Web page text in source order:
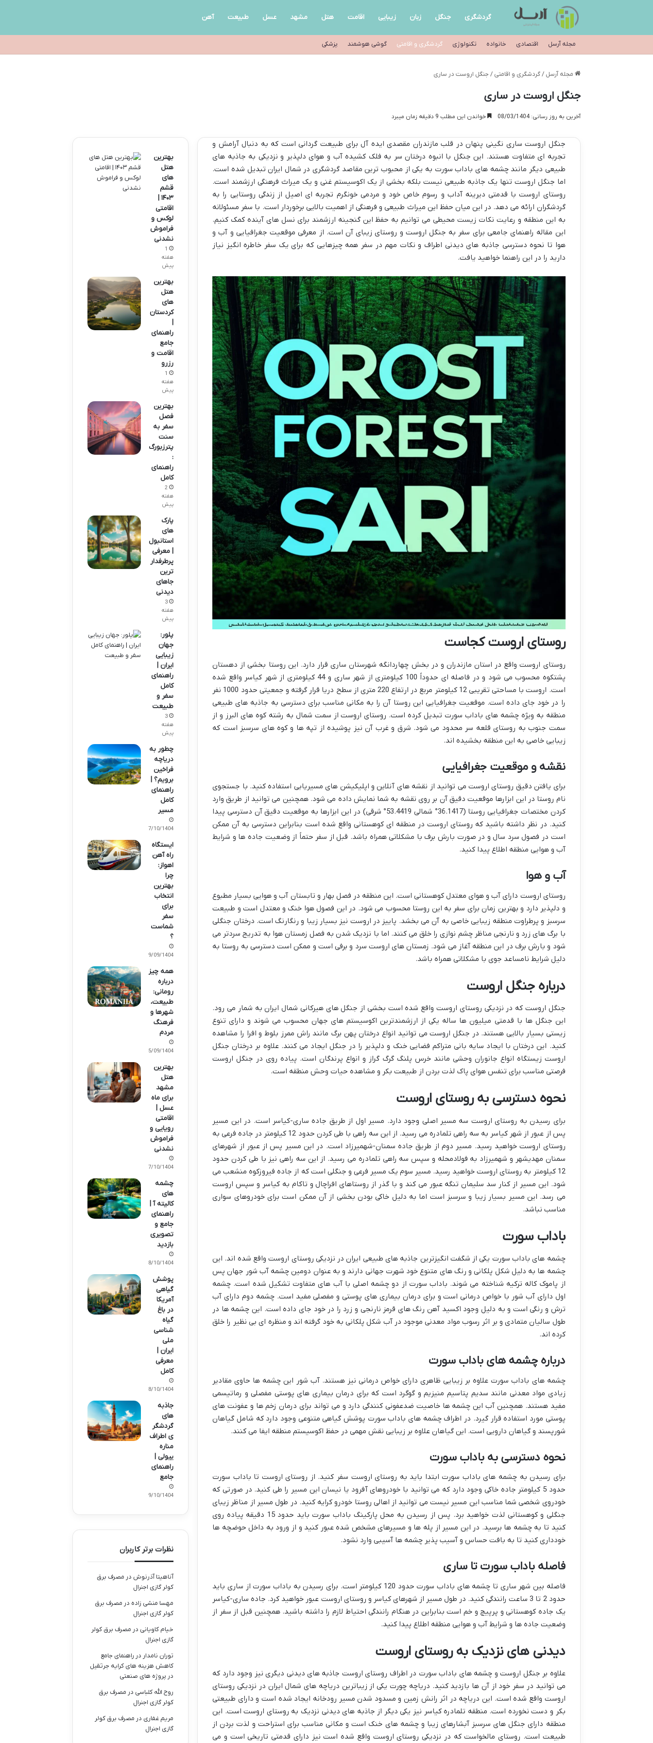
گردشگری جنگل زبان زیبایی اقامت هتل مشهد عسل طبیعت آهن
مجله آرسل اقتصادی خانواده تکنولوژی گردشگری و اقامتی گوشی هوشمند پزشکی
مجله آرسل / گردشگری و اقامتی / جنگل اروست در ساری
جنگل اروست در ساری
آخرین به روز رسانی: 08/03/1404 خواندن این مطلب 9 دقیقه زمان میبرد
جنگل اروست ساری نگینی پنهان در قلب مازندران مقصدی ایده آل برای طبیعت گردانی است که به دنبال آرامش و
تجربه ای متفاوت هستند. این جنگل با انبوه درختان سر به فلک کشیده آب و هوای دلپذیر و نزدیکی به جاذبه های
طبیعی دیگر مانند چشمه های باداب سورت به یکی از محبوب ترین مقاصد گردشگری در شمال ایران تبدیل شده است.
اما جنگل اروست تنها یک جاذبه طبیعی نیست بلکه بخشی از یک اکوسیستم غنی و یک میراث فرهنگی ارزشمند است.
روستای اروست با قدمتی دیرینه آداب و رسوم خاص خود و مردمی خونگرم تجربه ای اصیل از زندگی روستایی را به
گردشگران ارائه می دهد. در این میان حفظ این میراث طبیعی و فرهنگی از اهمیت بالایی برخوردار است. با سفر مسئولانه
به این منطقه و رعایت نکات زیست محیطی می توانیم به حفظ این گنجینه ارزشمند برای نسل های آینده کمک کنیم.
این مقاله راهنمای جامعی برای سفر به جنگل اروست و روستای زیبای آن است. از معرفی موقعیت جغرافیایی و آب و
هوا تا نحوه دسترسی جاذبه های دیدنی اطراف و نکات مهم در سفر همه چیزهایی که برای یک سفر خاطره انگیز نیاز
دارید را در این راهنما خواهید یافت.
روستای اروست کجاست
روستای اروست واقع در استان مازندران و در بخش چهاردانگه شهرستان ساری قرار دارد. این روستا بخشی از دهستان
پشتکوه محسوب می شود و در فاصله ای حدوداً 100 کیلومتری از شهر ساری و 44 کیلومتری از شهر کیاسر واقع شده
است. اروست با مساحتی تقریبی 12 کیلومتر مربع در ارتفاع 220 متری از سطح دریا قرار گرفته و جمعیتی حدود 1000 نفر
را در خود جای داده است. موقعیت جغرافیایی این روستا آن را به مکانی مناسب برای دسترسی به جاذبه های طبیعی
منطقه به ویژه چشمه های باداب سورت تبدیل کرده است. روستای اروست از سمت شمال به رشته کوه های البرز و از
سمت جنوب به روستای قلعه سر محدود می شود. شرق و غرب آن نیز پوشیده از تپه ها و کوه های سرسبز است که
زیبایی خاصی به این منطقه بخشیده اند.
نقشه و موقعیت جغرافیایی
برای یافتن دقیق روستای اروست می توانید از نقشه های آنلاین و اپلیکیشن های مسیریابی استفاده کنید. با جستجوی
نام روستا در این ابزارها موقعیت دقیق آن بر روی نقشه به شما نمایش داده می شود. همچنین می توانید از طریق وارد
کردن مختصات جغرافیایی روستا (36.1417° شمالی 53.4419° شرقی) در این ابزارها به موقعیت دقیق آن دسترسی پیدا
کنید. در نظر داشته باشید که روستای اروست در منطقه ای کوهستانی واقع شده است بنابراین دسترسی به آن ممکن
است در فصول سرد سال و در صورت بارش برف با مشکلاتی همراه باشد. قبل از سفر حتماً از وضعیت جاده ها و شرایط
آب و هوایی منطقه اطلاع پیدا کنید.
آب و هوا
روستای اروست دارای آب و هوای معتدل کوهستانی است. این منطقه در فصل بهار و تابستان آب و هوایی بسیار مطبوع
و دلپذیر دارد و بهترین زمان برای سفر به این روستا محسوب می شود. در این فصول هوا خنک و معتدل است و طبیعت
سرسبز و پرطراوت منطقه زیبایی خاصی به آن می بخشد. پاییز در اروست نیز بسیار زیبا و رنگارنگ است. درختان جنگلی
با برگ های زرد و نارنجی مناظر چشم نوازی را خلق می کنند. اما با نزدیک شدن به فصل زمستان هوا به تدریج سردتر می
شود و بارش برف در این منطقه آغاز می شود. زمستان های اروست سرد و برفی است و ممکن است دسترسی به روستا به
دلیل شرایط نامساعد جوی با مشکلاتی همراه باشد.
درباره جنگل اروست
جنگل اروست که در نزدیکی روستای اروست واقع شده است بخشی از جنگل های هیرکانی شمال ایران به شمار می رود.
این جنگل ها با قدمتی میلیون ها ساله یکی از ارزشمندترین اکوسیستم های جهان محسوب می شوند و دارای تنوع
زیستی بسیار بالایی هستند. در جنگل اروست می توانید انواع درختان پهن برگ مانند راش ممرز بلوط و افرا را مشاهده
کنید. این درختان با ایجاد سایه بانی متراکم فضایی خنک و دلپذیر را در جنگل ایجاد می کنند. علاوه بر درختان جنگل
اروست زیستگاه انواع جانوران وحشی مانند خرس پلنگ گرگ گراز و انواع پرندگان است. پیاده روی در جنگل اروست
فرصتی مناسب برای تنفس هوای پاک لذت بردن از طبیعت بکر و مشاهده حیات وحش منطقه است.
نحوه دسترسی به روستای اروست
برای رسیدن به روستای اروست سه مسیر اصلی وجود دارد. مسیر اول از طریق جاده ساری-کیاسر است. در این مسیر
پس از عبور از شهر کیاسر به سه راهی تلمادره می رسید. از این سه راهی با طی کردن حدود 12 کیلومتر در جاده فرعی به
روستای اروست خواهید رسید. مسیر دوم از طریق جاده سمنان-شهمیرزاد است. در این مسیر پس از عبور از شهرهای
سمنان مهدیشهر و شهمیرزاد به فولادمحله و سپس سه راهی تلمادره می رسید. از این سه راهی نیز با طی کردن حدود
12 کیلومتر به روستای اروست خواهید رسید. مسیر سوم یک مسیر فرعی و جنگلی است که از جاده فیروزکوه منشعب می
شود. این مسیر از کنار سد سلیمان تنگه عبور می کند و با گذر از روستاهای افراچال و تاکام به کیاسر و سپس اروست
می رسد. این مسیر بسیار زیبا و سرسبز است اما به دلیل خاکی بودن بخشی از آن ممکن است برای خودروهای سواری
مناسب نباشد.
باداب سورت
چشمه های باداب سورت یکی از شگفت انگیزترین جاذبه های طبیعی ایران در نزدیکی روستای اروست واقع شده اند. این
چشمه ها به دلیل شکل پلکانی و رنگ های متنوع خود شهرت جهانی دارند و به عنوان دومین چشمه آب شور جهان پس
از پاموک کاله ترکیه شناخته می شوند. باداب سورت از دو چشمه اصلی با آب های متفاوت تشکیل شده است. چشمه
اول دارای آب شور با خواص درمانی است و برای درمان بیماری های پوستی و مفصلی مفید است. چشمه دوم دارای آب
ترش و رنگی است و به دلیل وجود اکسید آهن رنگ های قرمز نارنجی و زرد را در خود جای داده است. این چشمه ها در
طول سالیان متمادی و بر اثر رسوب مواد معدنی موجود در آب شکل پلکانی به خود گرفته اند و منظره ای بی نظیر را خلق
کرده اند.
درباره چشمه های باداب سورت
چشمه های باداب سورت علاوه بر زیبایی ظاهری دارای خواص درمانی نیز هستند. آب شور این چشمه ها حاوی مقادیر
زیادی مواد معدنی مانند سدیم پتاسیم منیزیم و گوگرد است که برای درمان بیماری های پوستی مفصلی و رماتیسمی
مفید هستند. همچنین آب این چشمه ها خاصیت ضدعفونی کنندگی دارد و می تواند برای درمان زخم ها و عفونت های
پوستی مورد استفاده قرار گیرد. در اطراف چشمه های باداب سورت پوشش گیاهی متنوعی وجود دارد که شامل گیاهان
شورپسند و گیاهان دارویی است. این گیاهان علاوه بر زیبایی نقش مهمی در حفظ اکوسیستم منطقه ایفا می کنند.
نحوه دسترسی به باداب سورت
برای رسیدن به چشمه های باداب سورت ابتدا باید به روستای اروست سفر کنید. از روستای اروست تا باداب سورت
حدود 5 کیلومتر جاده خاکی وجود دارد که می توانید با خودروهای آفرود یا نیسان این مسیر را طی کنید. در صورتی که
خودروی شخصی شما مناسب این مسیر نیست می توانید از اهالی روستا خودرو کرایه کنید. در طول مسیر از مناظر زیبای
جنگلی و کوهستانی لذت خواهید برد. پس از رسیدن به محل پارکینگ باداب سورت باید حدود 15 دقیقه پیاده روی
کنید تا به چشمه ها برسید. در این مسیر از پله ها و مسیرهای مشخص شده عبور کنید و از ورود به داخل حوضچه ها
خودداری کنید تا به بافت حساس و آسیب پذیر چشمه ها آسیبی وارد نشود.
فاصله باداب سورت تا ساری
فاصله بین شهر ساری تا چشمه های باداب سورت حدود 120 کیلومتر است. برای رسیدن به باداب سورت از ساری باید
حدود 2 تا 3 ساعت رانندگی کنید. در طول مسیر از شهرهای کیاسر و روستای اروست عبور خواهید کرد. جاده ساری-کیاسر
یک جاده کوهستانی و پرپیچ و خم است بنابراین در هنگام رانندگی احتیاط لازم را داشته باشید. همچنین قبل از سفر از
وضعیت جاده ها و شرایط آب و هوایی منطقه اطلاع پیدا کنید.
دیدنی های نزدیک به روستای اروست
علاوه بر جنگل اروست و چشمه های باداب سورت در اطراف روستای اروست جاذبه های دیدنی دیگری نیز وجود دارد که
می توانید در سفر خود از آن ها بازدید کنید. دریاچه چورت یکی از زیباترین دریاچه های شمال ایران در نزدیکی روستای
اروست واقع شده است. این دریاچه در اثر رانش زمین و مسدود شدن مسیر رودخانه ایجاد شده است و دارای طبیعتی
بکر و دست نخورده است. منطقه تلمادره کیاسر نیز یکی دیگر از جاذبه های دیدنی نزدیک به روستای اروست است. این
منطقه دارای جنگل های سرسبز آبشارهای زیبا و چشمه های خنک است و مکانی مناسب برای استراحت و لذت بردن از
طبیعت است. روستای مالخواست که در نزدیکی روستای اروست واقع شده است نیز دارای قدمتی تاریخی است و می
بهترین
هتل
های
قشم
۱۴۰۳ |
اقامتی
لوکس و
فراموش
نشدنی
1
هفته
پیش
بهترین
هتل
های
کردستان
|
راهنمای
جامع
اقامت و
رزرو
1
هفته
پیش
بهترین
فصل
سفر به
سنت
پترزبورگ
:
راهنمای
کامل
2
هفته
پیش
پارک
های
استانبول
| معرفی
پرطرفدار
ترین
جاهای
دیدنی
3
هفته
پیش
پلور:
جهان
زیبایی
ایران |
راهنمای
کامل
سفر و
طبیعت
3
هفته
پیش
چطور به
دریاچه
فراخین
برویم؟ |
راهنمای
کامل
مسیر
07/10/1404
ایستگاه
راه آهن
اهواز:
چرا
بهترین
انتخاب
برای
سفر
شماست
؟
29/09/1404
همه چیز
درباره
رومانی:
طبیعت،
شهرها و
فرهنگ
مردم
25/09/1404
بهترین
هتل
مشهد
برای ماه
عسل |
اقامتی
رویایی و
فراموش
نشدنی
07/10/1404
چشمه
های
کالیته آ |
راهنمای
جامع و
تصویری
بازدید
08/10/1404
پوشش
گیاهی
آمریکا
در باغ
گیاه
شناسی
ملی
ایران |
معرفی
کامل
08/10/1404
جاذبه
های
گردشگر
ی اطراف
مناره
ییولی |
راهنمای
جامع
09/10/1404
نظرات برتر کاربران
آناهیتا آذرنوش در مصرف برق
کولر گازی اجنرال
مهسا منشی زاده در مصرف برق
کولر گازی اجنرال
خیام کاویانی در مصرف برق کولر
گازی اجنرال
توران نامدار در راهنمای جامع
کاهش هزینه های کرایه جرثقیل
در پروژه های صنعتی
روح الله کلباسی در مصرف برق
کولر گازی اجنرال
مریم غفاری در مصرف برق کولر
گازی اجنرال